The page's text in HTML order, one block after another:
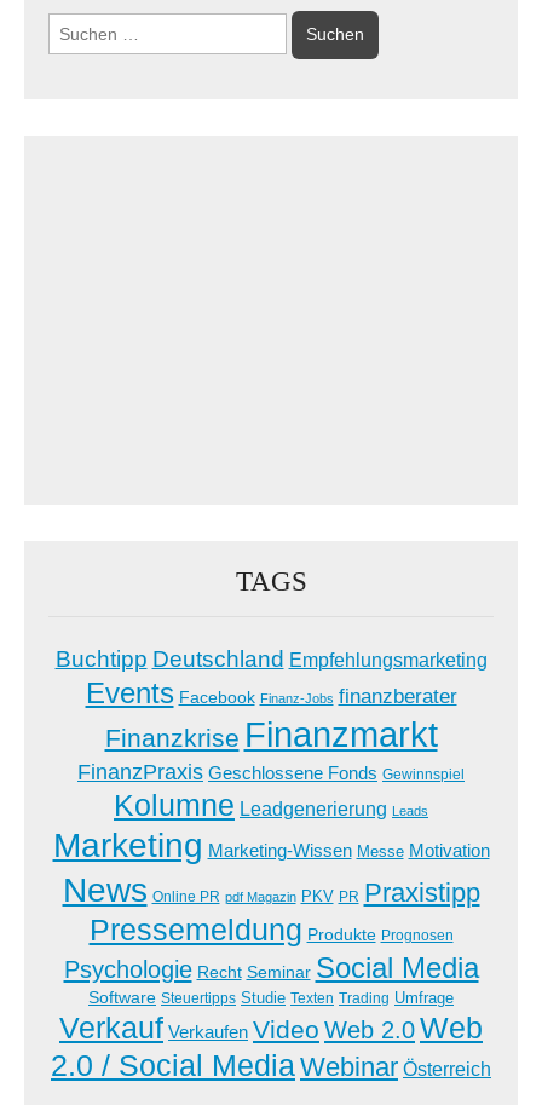
Suchen
nach:
TAGS
Buchtipp Deutschland Empfehlungsmarketing
Events Facebook Finanz-Jobs finanzberater
Finanzkrise Finanzmarkt
FinanzPraxis Geschlossene Fonds Gewinnspiel
Kolumne Leadgenerierung Leads
Marketing Marketing-Wissen Messe Motivation
News Online PR pdf Magazin PKV PR Praxistipp
Pressemeldung Produkte Prognosen
Psychologie Recht Seminar Social Media
Software Steuertipps Studie Texten Trading Umfrage
Verkauf Verkaufen Video Web 2.0Web
2.0 / Social MediaWebinar Österreich